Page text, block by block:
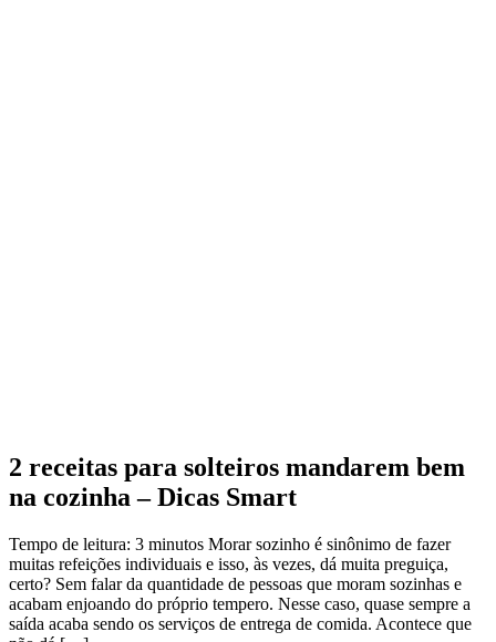
2 receitas para solteiros mandarem bem
na cozinha – Dicas Smart
Tempo de leitura: 3 minutos Morar sozinho é sinônimo de fazer
muitas refeições individuais e isso, às vezes, dá muita preguiça,
certo? Sem falar da quantidade de pessoas que moram sozinhas e
acabam enjoando do próprio tempero. Nesse caso, quase sempre a
saída acaba sendo os serviços de entrega de comida. Acontece que